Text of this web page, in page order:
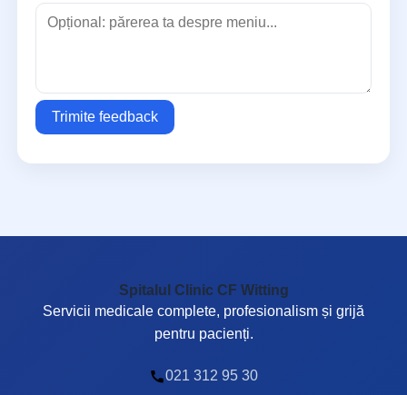
Trimite feedback
Spitalul Clinic CF Witting
Servicii medicale complete, profesionalism și grijă
pentru pacienți.
021 312 95 30